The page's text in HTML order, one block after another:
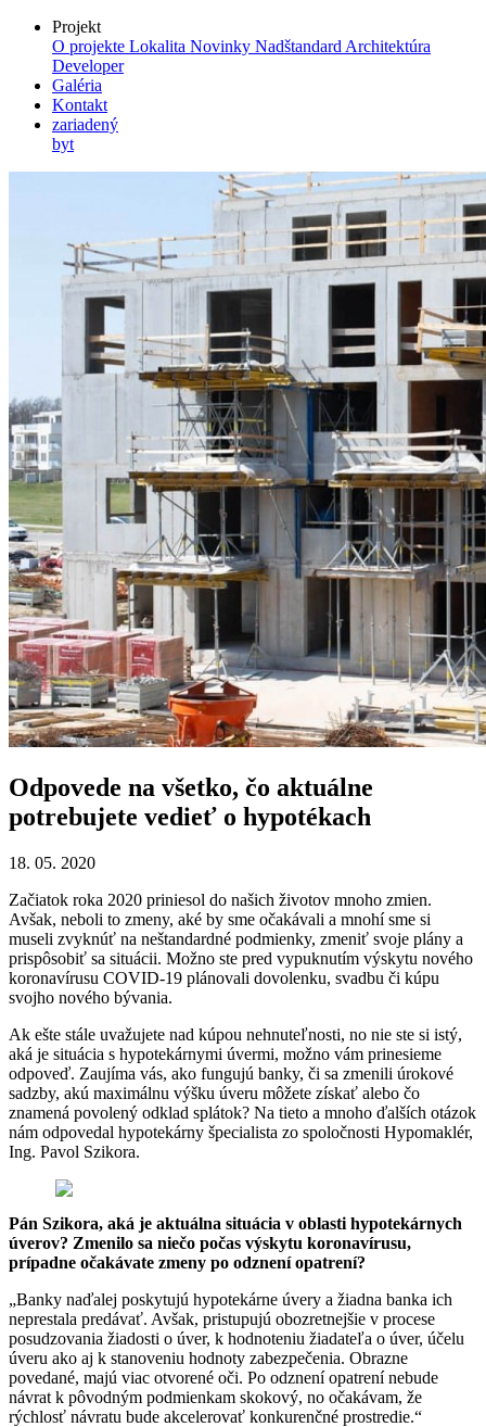
Projekt
O projekte Lokalita Novinky Nadštandard Architektúra
Developer
Galéria
Kontakt
zariadený
byt
Odpovede na všetko, čo aktuálne
potrebujete vedieť o hypotékach
18. 05. 2020
Začiatok roka 2020 priniesol do našich životov mnoho zmien.
Avšak, neboli to zmeny, aké by sme očakávali a mnohí sme si
museli zvyknúť na neštandardné podmienky, zmeniť svoje plány a
prispôsobiť sa situácii. Možno ste pred vypuknutím výskytu nového
koronavírusu COVID-19 plánovali dovolenku, svadbu či kúpu
svojho nového bývania.
Ak ešte stále uvažujete nad kúpou nehnuteľnosti, no nie ste si istý,
aká je situácia s hypotekárnymi úvermi, možno vám prinesieme
odpoveď. Zaujíma vás, ako fungujú banky, či sa zmenili úrokové
sadzby, akú maximálnu výšku úveru môžete získať alebo čo
znamená povolený odklad splátok? Na tieto a mnoho ďalších otázok
nám odpovedal hypotekárny špecialista zo spoločnosti Hypomaklér,
Ing. Pavol Szikora.
Pán Szikora, aká je aktuálna situácia v oblasti hypotekárnych
úverov? Zmenilo sa niečo počas výskytu koronavírusu,
prípadne očakávate zmeny po odznení opatrení?
„Banky naďalej poskytujú hypotekárne úvery a žiadna banka ich
neprestala predávať. Avšak, pristupujú obozretnejšie v procese
posudzovania žiadosti o úver, k hodnoteniu žiadateľa o úver, účelu
úveru ako aj k stanoveniu hodnoty zabezpečenia. Obrazne
povedané, majú viac otvorené oči. Po odznení opatrení nebude
návrat k pôvodným podmienkam skokový, no očakávam, že
rýchlosť návratu bude akcelerovať konkurenčné prostredie.“